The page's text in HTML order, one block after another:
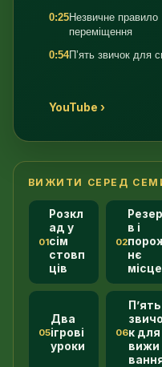
0:25Незвичне правило
переміщення
0:54П’ять звичок для
YouTube ›
ВИЖИТИ СЕРЕД
01
Розкл
ад у
сім
стовп
ців
02
Резер
в і
нє
місце
05
Два
ігрові
уроки
06
П’ять
звичо
к для
вижи